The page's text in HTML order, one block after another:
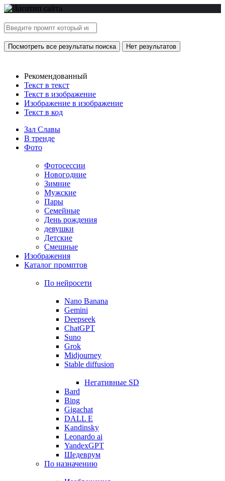
Посмотреть все результаты поиска Нет результатов
Рекомендованный
Текст в текст
Текст в изображение
Изображение в изображение
Текст в код
Зал Славы
В тренде
Фото
Фотосессии
Новогодние
Зимние
Мужские
Пары
Семейные
День рождения
девушки
Детские
Смешные
Изображения
Каталог промптов
По нейросети
Nano Banana
Gemini
Deepseek
ChatGPT
Suno
Grok
Midjourney
Stable diffusion
Негативные SD
Bard
Bing
Gigachat
DALL E
Kandinsky
Leonardo ai
YandexGPT
Шедеврум
По назначению